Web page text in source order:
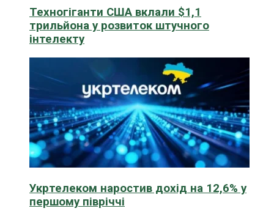
Техногіганти США вклали $1,1
трильйона у розвиток штучного
інтелекту
Укртелеком наростив дохід на 12,6% у
першому півріччі